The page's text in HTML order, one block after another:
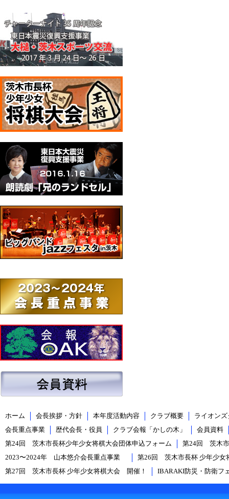
ホーム 会長挨拶・方針 本年度活動内容 クラブ概要
ライオン
会長重点事業
歴代会長・役員 クラブ会報「かしの木」
会員資料
第24回 茨木市長杯少年少女将棋大会団体申込フォーム
第24回 茨木市
2023〜2024年 山本悠介会長重点事業
第26回 茨木市長杯 少年少
第27回 茨木市長杯 少年少女将棋大会 開催！
IBARAKI防災・防衛フ